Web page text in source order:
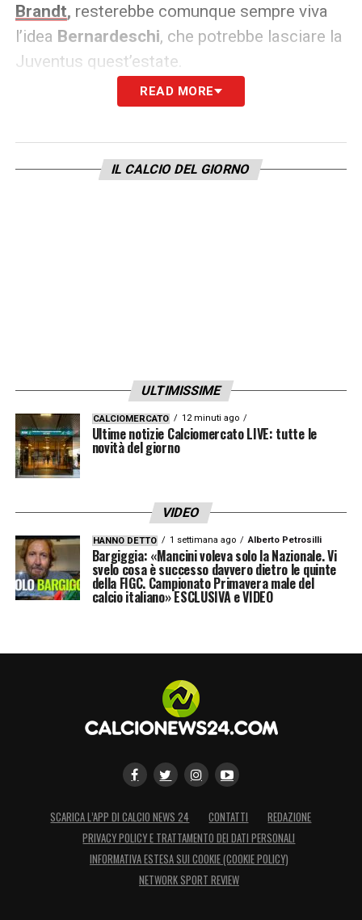
Brandt, resterebbe comunque sempre viva
l’idea Bernardeschi, che potrebbe lasciare la
Juventus quest’estate.
Ma ecco che, secondo quanto rivelato
Mourinho apprezzerebbe la duttilità dell’ex
READ MORE
IL CALCIO DEL GIORNO
ULTIMISSIME
CALCIOMERCATO 12 minuti ago
Ultime notizie Calciomercato LIVE: tutte le
novità del giorno
VIDEO
HANNO DETTO 1 settimana ago Alberto Petrosilli
Bargiggia: «Mancini voleva solo la Nazionale. Vi
svelo cosa è successo davvero dietro le quinte
della FIGC. Campionato Primavera male del
calcio italiano» ESCLUSIVA e VIDEO
SCARICA L’APP DI CALCIO NEWS 24 CONTATTI
REDAZIONE
PRIVACY POLICY E TRATTAMENTO DEI DATI PERSONALI
INFORMATIVA ESTESA SUI COOKIE (COOKIE POLICY)
NETWORK SPORT REVIEW